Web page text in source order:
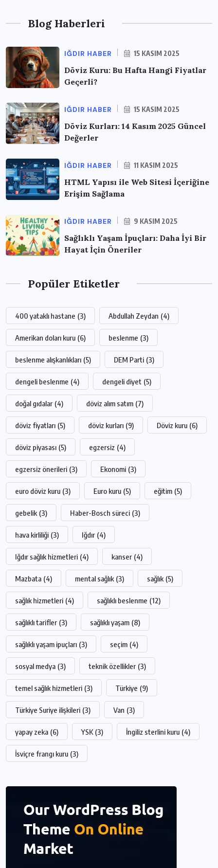
Blog Haberleri
IĞDIR HABER 15 KASIM 2025
Döviz Kuru: Bu Hafta Hangi Fiyatlar
Geçerli?
IĞDIR HABER 15 KASIM 2025
Döviz Kurları: 14 Kasım 2025 Güncel
Değerler
IĞDIR HABER 11 KASIM 2025
HTML Yapısı ile Web Sitesi İçeriğine
Erişim Sağlama
IĞDIR HABER 9 KASIM 2025
Sağlıklı Yaşam İpuçları: Daha İyi Bir
Hayat İçin Öneriler
Popüler Etiketler
400 yataklı hastane (3) Abdullah Zeydan (4)
Amerikan doları kuru (6) beslenme (3)
beslenme alışkanlıkları (5) DEM Parti (3)
dengeli beslenme (4) dengeli diyet (5)
doğal gıdalar (4) döviz alım satım (7)
döviz fiyatları (5) döviz kurları (9) Döviz kuru (6)
döviz piyasası (5) egzersiz (4)
egzersiz önerileri (3) Ekonomi (3)
euro döviz kuru (3) Euro kuru (5) eğitim (5)
gebelik (3) Haber-Bosch süreci (3)
hava kirliliği (3) Iğdır (4)
Iğdır sağlık hizmetleri (4) kanser (4)
Mazbata (4) mental sağlık (3) sağlık (5)
sağlık hizmetleri (4) sağlıklı beslenme (12)
sağlıklı tarifler (3) sağlıklı yaşam (8)
sağlıklı yaşam ipuçları (3) seçim (4)
sosyal medya (3) teknik özellikler (3)
temel sağlık hizmetleri (3) Türkiye (9)
Türkiye Suriye ilişkileri (3) Van (3)
yapay zeka (6) YSK (3) İngiliz sterlini kuru (4)
İsviçre frangı kuru (3)